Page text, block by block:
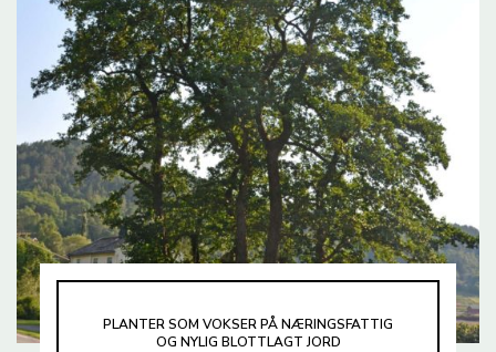
PLANTER SOM VOKSER PÅ NÆRINGSFATTIG
OG NYLIG BLOTTLAGT JORD